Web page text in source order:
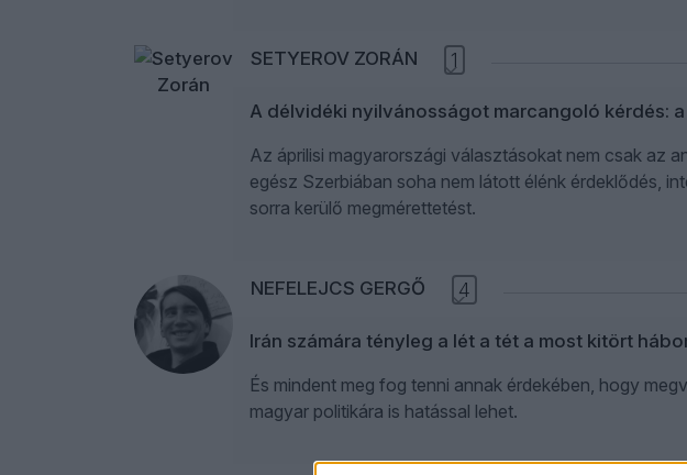
SETYEROV ZORÁN 1
A délvidéki nyilvánosságot marcangoló kérdés:
Az áprilisi magyarországi választásokat nem csak az
egész Szerbiában soha nem látott élénk érdeklődés,
sorra kerülő megmérettetést.
NEFELEJCS GERGŐ 4
Irán számára tényleg a lét a tét a most kitört
És mindent meg fog tenni annak érdekében, hogy
magyar politikára is hatással lehet.